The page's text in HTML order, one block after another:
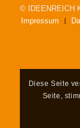
© IDEENREICH
Impressum
Diese Seite
Seite,